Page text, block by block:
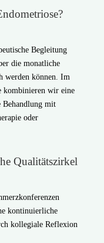
Begleitung
die monatliche
werden können. Im
kombinieren wir eine
Behandlung mit
oder
Qualitätszirkel
kontinuierliche
kollegiale Reflexion